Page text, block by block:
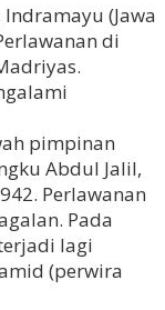
(Jawa
di
pimpinan
Abdul Jalil,
Perlawanan
Pada
Iagi
(perwira